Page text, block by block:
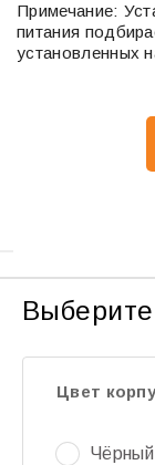
Примечание:
питания
установленных
Цвет
Чёрный